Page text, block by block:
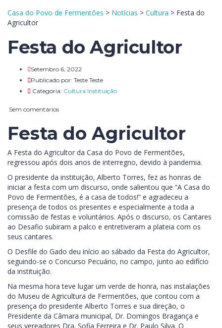
Casa do Povo de Fermentões > Notícias > Cultura > Festa do
Agricultor
Festa do Agricultor
Setembro 6, 2022
Publicado por: Teste Teste
Categoria: Cultura Instituição
Sem comentários
Festa do Agricultor
A Festa do Agricultor da Casa do Povo de Fermentões,
regressou após dois anos de interregno, devido à pandemia.
O presidente da instituição, Alberto Torres, fez as honras de
iniciar a festa com um discurso, onde salientou que “A Casa do
Povo de Fermentões, é a casa de todos!” e agradeceu a
presença de todos os presentes e especialmente a toda a
comissão de festas e voluntários. Após o discurso, os Cantares
ao Desafio subiram a palco e entretiveram a plateia com os
seus cantares.
O Desfile do Gado deu início ao sábado da Festa do Agricultor,
seguindo-se o Concurso Pecuário, no campo, junto ao edifício
da instituição.
Na mesma hora teve lugar um verde de honra, nas instalações
do Museu de Agricultura de Fermentões, que contou com a
presença do presidente Alberto Torres e sua direção, o
Presidente da Câmara municipal, Dr. Domingos Bragança e
seus vereadores Dra. Sofia Ferreira e Dr. Paulo Silva. O